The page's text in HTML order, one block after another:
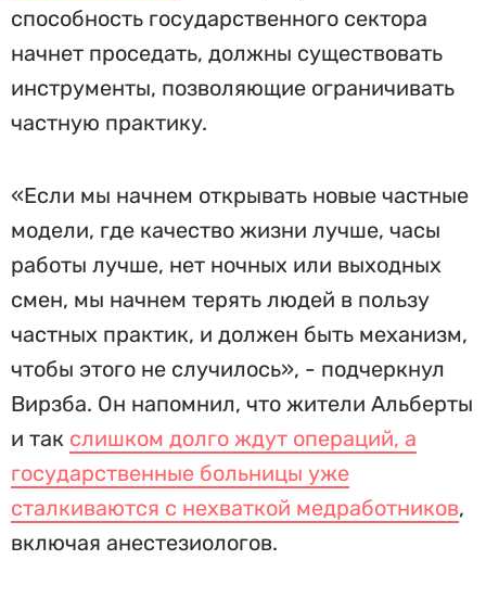
способность государственного сектора
начнет проседать, должны существовать
инструменты, позволяющие ограничивать
частную практику.
«Если мы начнем открывать новые частные
модели, где качество жизни лучше, часы
работы лучше, нет ночных или выходных
смен, мы начнем терять людей в пользу
частных практик, и должен быть механизм,
чтобы этого не случилось», - подчеркнул
Вирзба. Он напомнил, что жители Альберты
и так слишком долго ждут операций, а
государственные больницы уже
сталкиваются с нехваткой медработников,
включая анестезиологов.